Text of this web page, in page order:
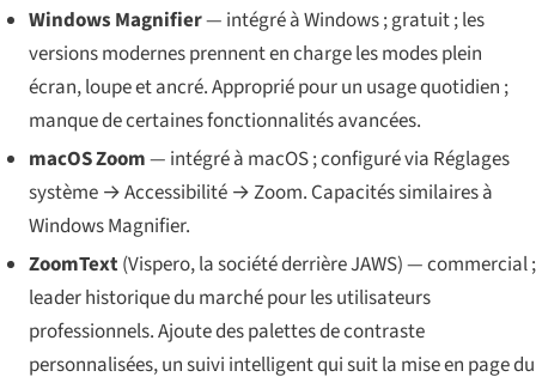
Windows Magnifier— intégré à Windows ; gratuit ; les
versions modernes prennent en charge les modes plein
écran, loupe et ancré. Approprié pour un usage quotidien ;
manque de certaines fonctionnalités avancées.
macOS Zoom— intégré à macOS ; configuré via Réglages
système → Accessibilité → Zoom. Capacités similaires à
Windows Magnifier.
ZoomText(Vispero, la société derrière JAWS) — commercial ;
leader historique du marché pour les utilisateurs
professionnels. Ajoute des palettes de contraste
personnalisées, un suivi intelligent qui suit la mise en page du